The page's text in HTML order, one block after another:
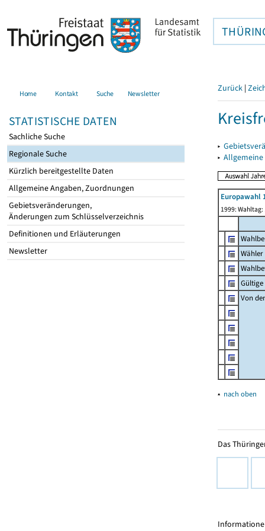
Home Kontakt Suche Newsletter
STATISTISCHE DATEN
Sachliche Suche
Regionale Suche
Kürzlich bereitgestellte Daten
Allgemeine Angaben, Zuordnungen
Gebietsveränderungen,
Änderungen zum Schlüsselverzeichnis
Definitionen und Erläuterungen
Newsletter
Zurück |
▸
▸
Europawahl
1999:
Wähler
Von
▴ nach oben
Das